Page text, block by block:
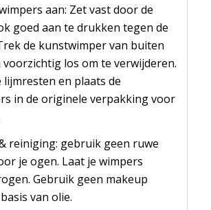
aan: Zet vast door de
goed aan te drukken tegen de
de kunstwimper van buiten
los om te verwijderen.
lijmresten en plaats de
in de originele verpakking voor
reiniging: gebruik geen ruwe
je ogen. Laat je wimpers
Gebruik geen makeup
van olie.